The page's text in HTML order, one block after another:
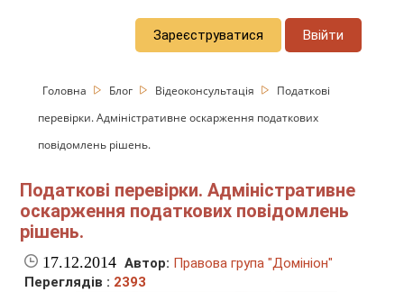
Зареєструватися Ввійти
Головна Блог Відеоконсультація
Податкові
перевірки. Адміністративне оскарження податкових
повідомлень рішень.
Податкові перевірки. Адміністративне
оскарження податкових повідомлень
рішень.
17.12.2014 Автор: Правова група "Домініон"
Переглядів : 2393